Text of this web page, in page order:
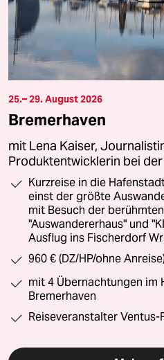
25.– 29. August 2026
Bremerhaven
mit Lena Kaiser,
Produktentwicklerin bei
Kurzreise in die
einst der größte
mit Besuch der
"Auswandererhaus" und
Ausflug ins Fischerdorf
960 € (DZ/HP/ohne
mit 4 Übernachtungen im
Bremerhaven
Reiseveranstalter Ventus-